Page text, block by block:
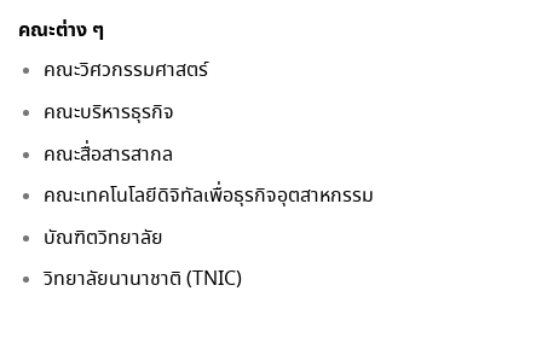
คณะต่าง ๆ
คณะวิศวกรรมศาสตร์
คณะบริหารธุรกิจ
คณะสื่อสารสากล
คณะเทคโนโลยีดิจิทัลเพื่อธุรกิจอุตสาหกรรม
บัณฑิตวิทยาลัย
วิทยาลัยนานาชาติ (TNIC)